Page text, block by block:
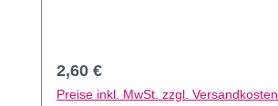
Regulärer Preis:
2,60 €
Preise inkl. MwSt. zzgl. Versandkosten